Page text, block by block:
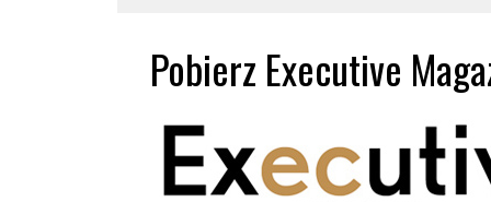
Pobierz Executive